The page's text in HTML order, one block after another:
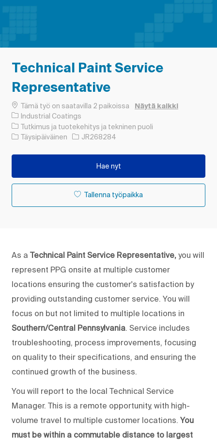
Technical Paint Service
Representative
Tämä työ on saatavilla 2 paikoissa Näytä kaikki
Industrial Coatings
Luokka
Tutkimus ja tuotekehitys ja tekninen puoli
Työn tyyppi
Täysipäiväinen Työn tunnus
JR268284
Hae nyt
Tallenna työpaikka
As a Technical Paint Service Representative, you will
represent PPG onsite at multiple customer
locations ensuring the customer's satisfaction by
providing outstanding customer service. You will
focus on but not limited to multiple locations in
Southern/Central Pennsylvania. Service includes
troubleshooting, process improvements, focusing
on quality to their specifications, and ensuring the
continued growth of the business.
You will report to the local Technical Service
Manager. This is a remote opportunity, with high-
volume travel to multiple customer locations. You
must be within a commutable distance to largest